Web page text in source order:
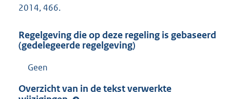
2014, 466.
Regelgeving die op deze regeling is gebaseerd
(gedelegeerde regelgeving)
Geen
Overzicht van in de tekst verwerkte